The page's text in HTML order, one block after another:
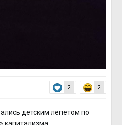
2 2
детским лепетом по